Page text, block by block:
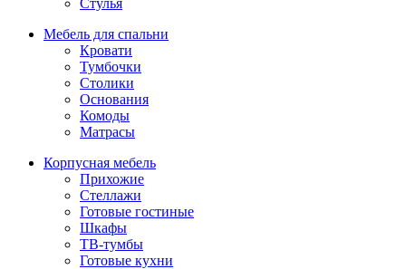
Мебель для спальни
Кровати
Тумбочки
Столики
Основания
Комоды
Матрасы
Корпусная мебель
Прихожие
Стеллажи
Готовые гостиные
Шкафы
ТВ-тумбы
Готовые кухни